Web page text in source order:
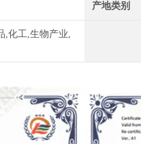
产地类别
,化工,生物产业,